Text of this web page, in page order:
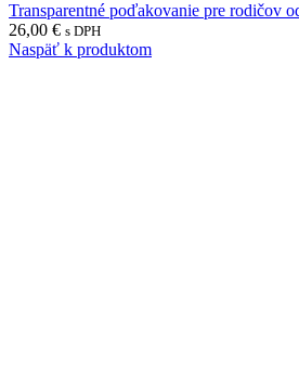
Transparentné poďakovanie pre rodičov
26,00 € s DPH
Naspäť k produktom